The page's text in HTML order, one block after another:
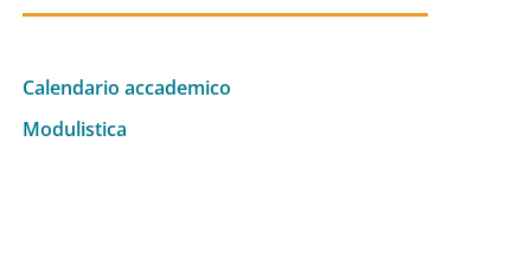
Calendario accademico
Modulistica